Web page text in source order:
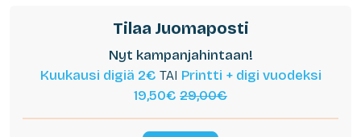
Tilaa Juomaposti
Nyt kampanjahintaan!
Kuukausi digiä 2€ TAI Printti + digi vuodeksi
19,50€ 29,00€